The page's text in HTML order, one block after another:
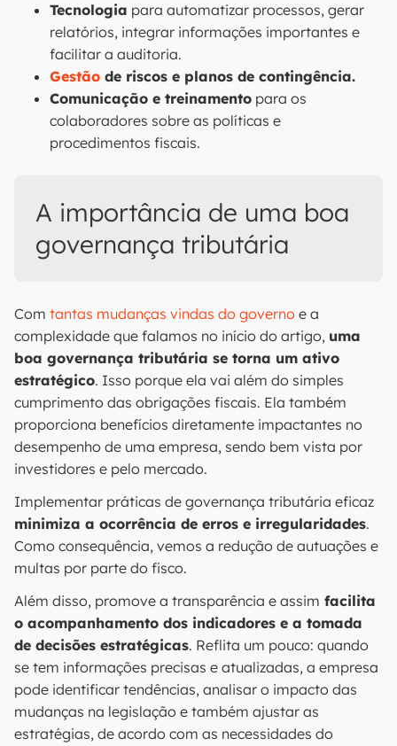
Tecnologia para automatizar processos, gerar
relatórios, integrar informações importantes e
facilitar a auditoria.
Gestão de riscos e planos de contingência.
Comunicação e treinamento para os
colaboradores sobre as políticas e
procedimentos fiscais.
A importância de uma boa
governança tributária
Com tantas mudanças vindas do governo e a
complexidade que falamos no início do artigo, uma
boa governança tributária se torna um ativo
estratégico. Isso porque ela vai além do simples
cumprimento das obrigações fiscais. Ela também
proporciona benefícios diretamente impactantes no
desempenho de uma empresa, sendo bem vista por
investidores e pelo mercado.
Implementar práticas de governança tributária eficaz
minimiza a ocorrência de erros e irregularidades.
Como consequência, vemos a redução de autuações e
multas por parte do fisco.
Além disso, promove a transparência e assim facilita
o acompanhamento dos indicadores e a tomada
de decisões estratégicas. Reflita um pouco: quando
se tem informações precisas e atualizadas, a empresa
pode identificar tendências, analisar o impacto das
mudanças na legislação e também ajustar as
estratégias, de acordo com as necessidades do